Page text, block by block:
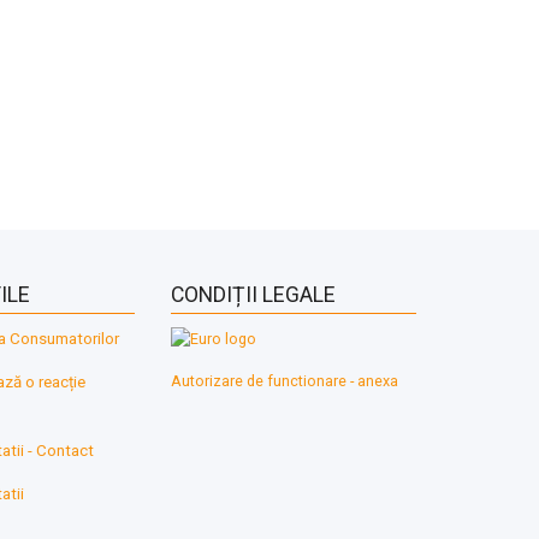
Consumatorilor
o reacție
- Contact
CONDIȚII LEGALE
Autorizare de functionare - anexa